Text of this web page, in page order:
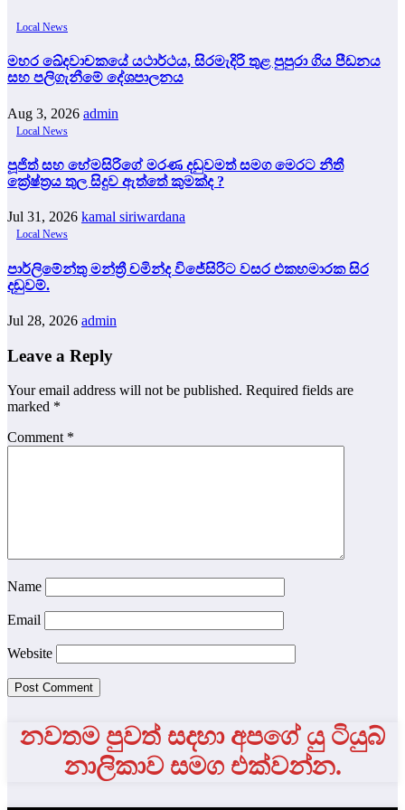
Local News
මහර ඛේදවාචකයේ යථාර්ථය, සිරමැදිරි තුළ පුපුරා ගිය පීඩනය
සහ පලිගැනීමේ දේශපාලනය
Aug 3, 2026 admin
Local News
පූජිත් සහ හේමසිරිගේ මරණ දඩුවමත් සමග මෙරට නීතී
ක්‍රේෂ්ත්‍රය තුල සිදුව ඇත්තේ කුමක්ද ?
Jul 31, 2026 kamal siriwardana
Local News
පාර්ලිමේන්තු මන්ත්‍රී චමින්ද විජේසිරිට වසර එකහමාරක සිර
දඬුවම්.
Jul 28, 2026 admin
Leave a Reply
Your email address will not be published. Required fields are
marked *
Comment *
Name
Email
Website
නවතම පුවත් සදහා අපගේ යු ටියුබ්
නාලිකාව සමග එක්වන්න.